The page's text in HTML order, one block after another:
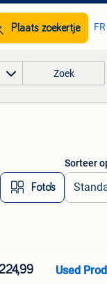
Plaats zoekertje FR
Zoek
Foto’s
Sorteer
Used